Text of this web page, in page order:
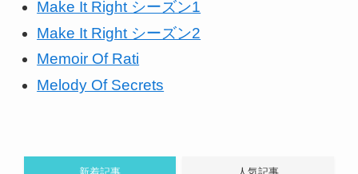
Make It Right シーズン1
Make It Right シーズン2
Memoir Of Rati
Melody Of Secrets